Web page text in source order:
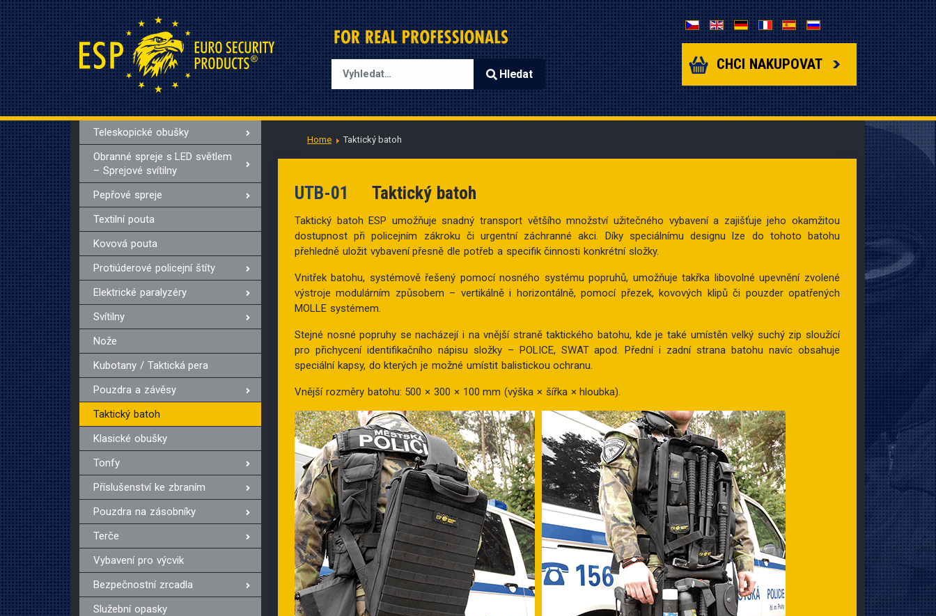
Type 2 or more characters for results.
Hledat
Zvolte jazyk
CHCI NAKUPOVAT
Teleskopické obušky
Obranné spreje s LED světlem
– Sprejové svítilny
Pepřové spreje
Textilní pouta
Kovová pouta
Protiúderové policejní štíty
Elektrické paralyzéry
Svítilny
Nože
Kubotany / Taktická pera
Pouzdra a závěsy
Taktický batoh
Klasické obušky
Tonfy
Příslušenství ke zbraním
Pouzdra na zásobníky
Terče
Vybavení pro výcvik
Bezpečnostní zrcadla
Služební opasky
Home Taktický batoh
UTB-01 Taktický batoh
Taktický batoh ESP umožňuje snadný transport většího množství užitečného vybavení a zajišťuje jeho okamžitou
dostupnost při policejním zákroku či urgentní záchranné akci. Díky speciálnímu designu lze do tohoto batohu
přehledně uložit vybavení přesně dle potřeb a specifik činnosti konkrétní složky.
Vnitřek batohu, systémově řešený pomocí nosného systému popruhů, umožňuje takřka libovolné upevnění zvolené
výstroje modulárním způsobem – vertikálně i horizontálně, pomocí přezek, kovových klipů či pouzder opatřených
MOLLE systémem.
Stejné nosné popruhy se nacházejí i na vnější straně taktického batohu, kde je také umístěn velký suchý zip sloužící
pro přichycení identifikačního nápisu složky – POLICE, SWAT apod. Přední i zadní strana batohu navíc obsahuje
speciální kapsy, do kterých je možné umístit balistickou ochranu.
Vnější rozměry batohu: 500 × 300 × 100 mm (výška × šířka × hloubka).